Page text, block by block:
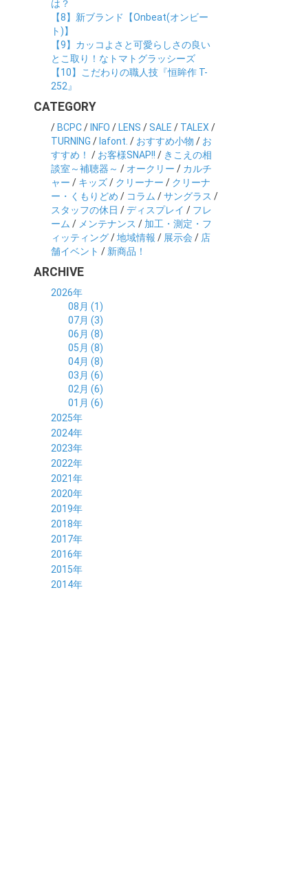
は？
【8】新ブランド【Onbeat(オンビー
ト)】
【9】カッコよさと可愛らしさの良い
とこ取り！なトマトグラッシーズ
【10】こだわりの職人技『恒眸作 T-
252』
CATEGORY
/ BCPC/ INFO / LENS /SALE / TALEX /
TURNING / lafont. / おすすめ小物 / お
すすめ！ / お客様SNAP!! / きこえの相
談室～補聴器～ / オークリー / カルチ
ャー / キッズ/ クリーナー / クリーナ
ー・くもりどめ / コラム /サングラス /
スタッフの休日 /ディスプレイ / フレ
ーム / メンテナンス / 加工・測定・フ
ィッティング/地域情報 / 展示会 / 店
舗イベント / 新商品！
ARCHIVE
2026年
08月 (1)
07月 (3)
06月 (8)
05月 (8)
04月 (8)
03月 (6)
02月 (6)
01月 (6)
2025年
12月 (5)
11月 (3)
10月 (6)
09月 (5)
08月 (6)
07月 (4)
06月 (7)
05月 (6)
04月 (8)
03月 (6)
02月 (5)
01月 (7)
2024年
12月 (4)
11月 (8)
10月 (6)
09月 (7)
08月 (8)
07月 (5)
06月 (6)
05月 (4)
04月 (7)
03月 (6)
02月 (5)
2023年
12月 (3)
11月 (6)
10月 (6)
09月 (6)
08月 (8)
07月 (8)
06月 (8)
05月 (9)
04月 (8)
03月 (8)
2022年
12月 (12)
11月 (6)
10月 (5)
09月 (7)
08月 (5)
07月 (3)
06月 (5)
05月 (7)
04月 (6)
2021年
12月 (5)
11月 (5)
10月 (6)
09月 (5)
08月 (11)
07月 (5)
06月 (6)
05月 (6)
2020年
12月 (3)
11月 (6)
10月 (5)
09月 (8)
08月 (6)
07月 (7)
06月 (6)
2019年
12月 (7)
11月 (4)
10月 (8)
09月 (4)
08月 (7)
07月 (3)
2018年
12月 (8)
11月 (7)
10月 (8)
09月 (5)
08月 (7)
2017年
12月 (6)
11月 (6)
10月 (5)
2016年
12月 (8)
11月 (4)
2015年
12月 (8)
2014年